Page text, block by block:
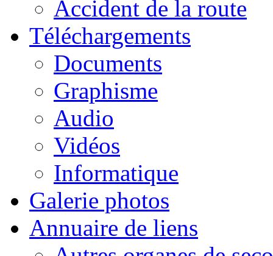
Accident de la route
Téléchargements
Documents
Graphisme
Audio
Vidéos
Informatique
Galerie photos
Annuaire de liens